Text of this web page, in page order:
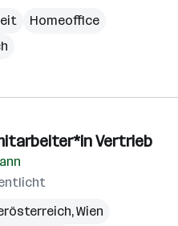
Homeoffice
Vertrieb
,Wien